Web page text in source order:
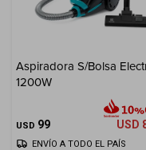
Aspiradora S/Bolsa
1200W
USD 99 USD
ENVÍO A TODO EL PAÍS
TV y Audio